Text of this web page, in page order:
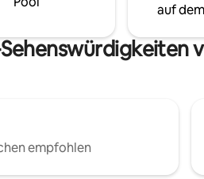
zubereitest, dich im spa-
Personen-Badewanne
im gemütlichen Kingsize-Bett
auf
empfohlen